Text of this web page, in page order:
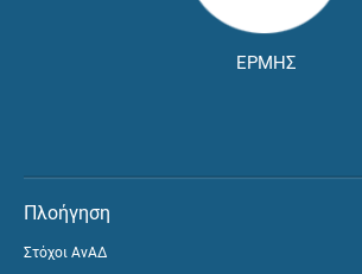
ΕΡΜΗΣ
Πλοήγηση
Στόχοι ΑνΑΔ